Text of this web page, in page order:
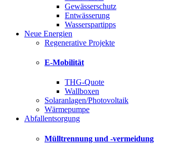
Gewässerschutz
Entwässerung
Wasserspartipps
Neue Energien
Regenerative Projekte
E-Mobilität
THG-Quote
Wallboxen
Solaranlagen/Photovoltaik
Wärmepumpe
Abfallentsorgung
Mülltrennung und -vermeidung